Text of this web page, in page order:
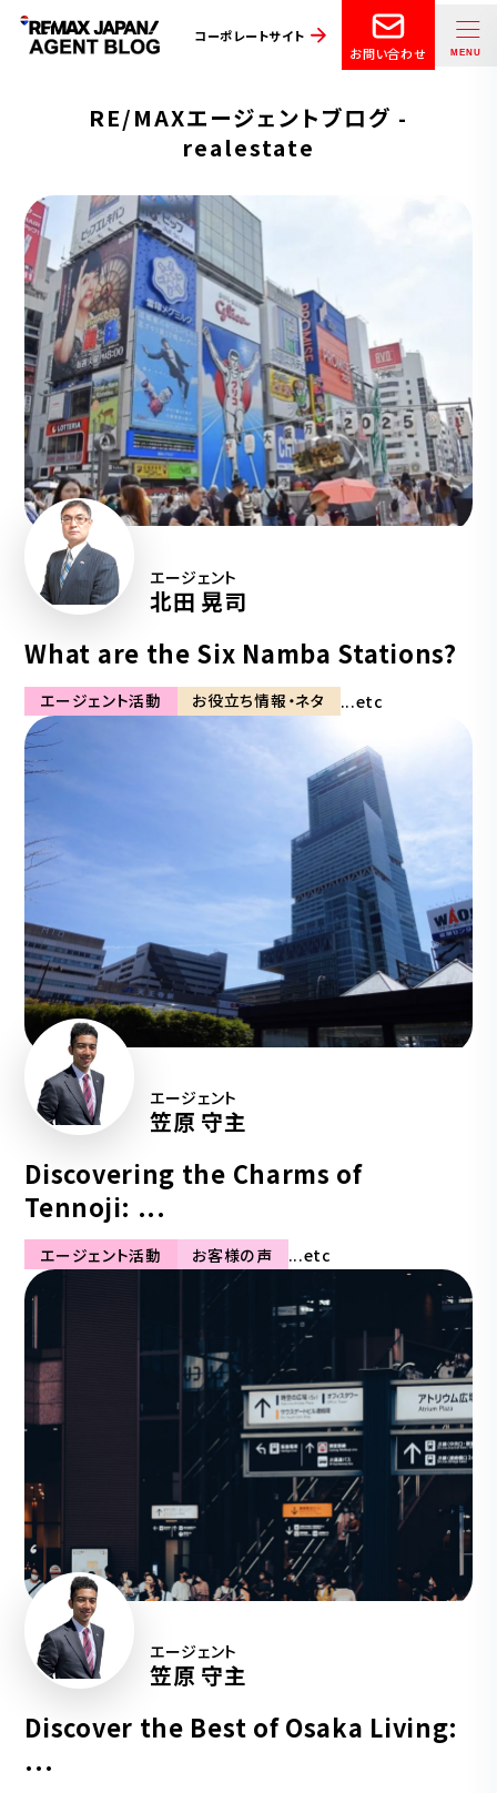
コーポレートサイト
お問い合わせ
RE/MAXエージェントブログ -
realestate
エージェント
北田 晃司
What are the Six Namba Stations?
エージェント活動 お役立ち情報・ネタ ...etc
エージェント
笠原 守主
Discovering the Charms of
Tennoji: ...
エージェント活動 お客様の声 ...etc
エージェント
笠原 守主
Discover the Best of Osaka Living:
...